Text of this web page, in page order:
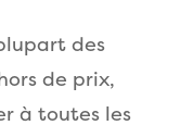
des
de prix,
à toutes les